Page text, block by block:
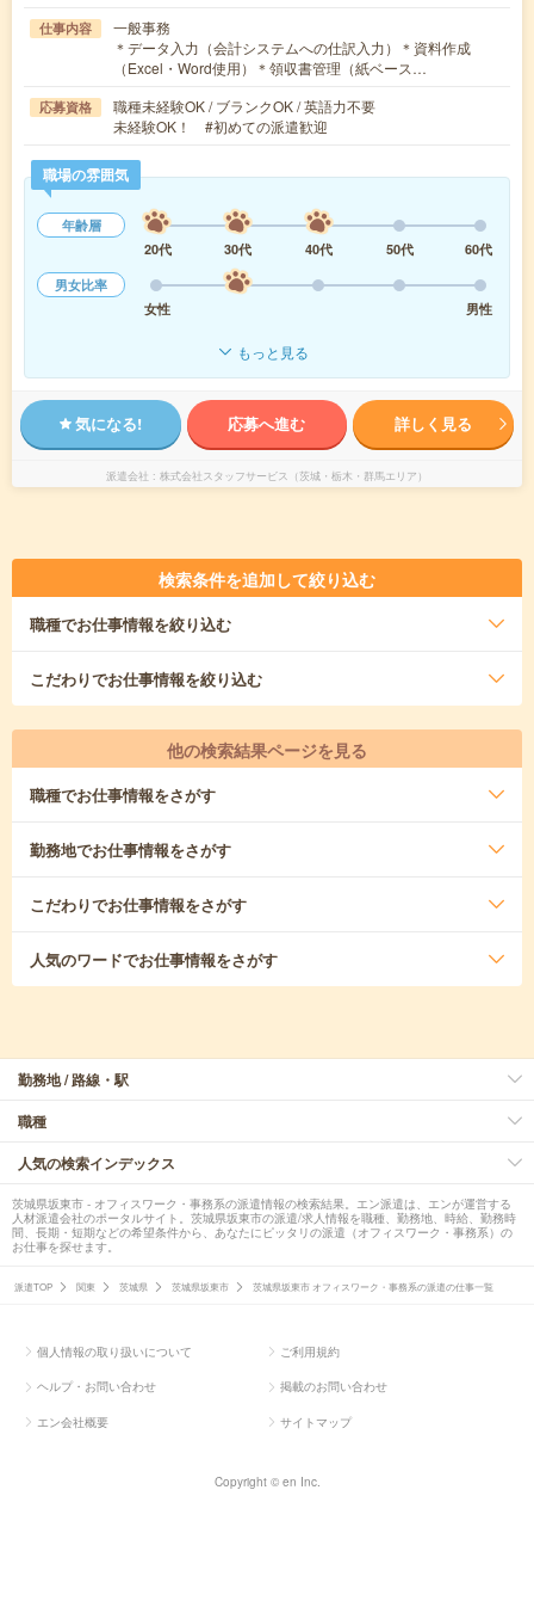
仕事内容
一般事務
＊データ入力（会計システムへの仕訳入力）＊資料作成
（Excel・Word使用）＊領収書管理（紙ベース…
応募資格
職種未経験OK / ブランクOK / 英語力不要
未経験OK！ #初めての派遣歓迎
職場の雰囲気
年齢層
20代
30代 40代 50代
60代
男女比率
女性
男性
もっと見る
気になる! 応募へ進む 詳しく見る
派遣会社 株式会社スタッフサービス（茨城・栃木・群馬エリア）
検索条件を追加して絞り込む
職種でお仕事情報を絞り込む
こだわりでお仕事情報を絞り込む
他の検索結果ページを見る
職種でお仕事情報をさがす
勤務地でお仕事情報をさがす
こだわりでお仕事情報をさがす
人気のワードでお仕事情報をさがす
勤務地 / 路線・駅
職種
人気の検索インデックス
茨城県坂東市 - オフィスワーク・事務系の派遣情報の検索結果。エン派遣は、エンが運営する
人材派遣会社のポータルサイト。茨城県坂東市の派遣/求人情報を職種、勤務地、時給、勤務時
間、長期・短期などの希望条件から、あなたにピッタリの派遣（オフィスワーク・事務系）の
お仕事を探せます。
派遣TOP 関東 茨城県 茨城県坂東市 茨城県坂東市 オフィスワーク・事務系の派遣の仕事一覧
個人情報の取り扱いについて ご利用規約
ヘルプ・お問い合わせ 掲載のお問い合わせ
エン会社概要 サイトマップ
Copyright © en Inc.